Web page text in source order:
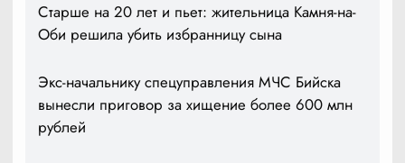
Старше на 20 лет и пьет: жительница Камня-на-
Оби решила убить избранницу сына
Экс-начальнику спецуправления МЧС Бийска
вынесли приговор за хищение более 600 млн
рублей